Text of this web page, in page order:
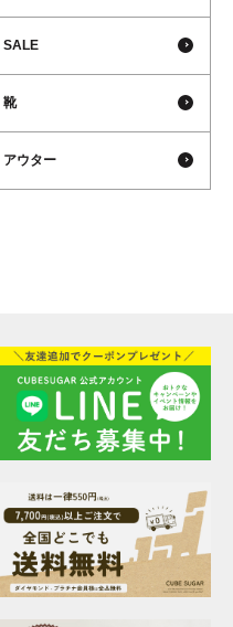
SALE
靴
アウター